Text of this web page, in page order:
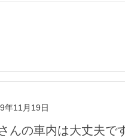
年11月19日
んの車内は大丈夫で